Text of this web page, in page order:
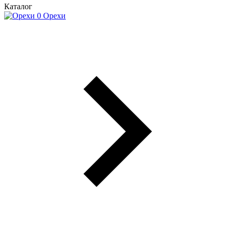
Каталог
Орехи